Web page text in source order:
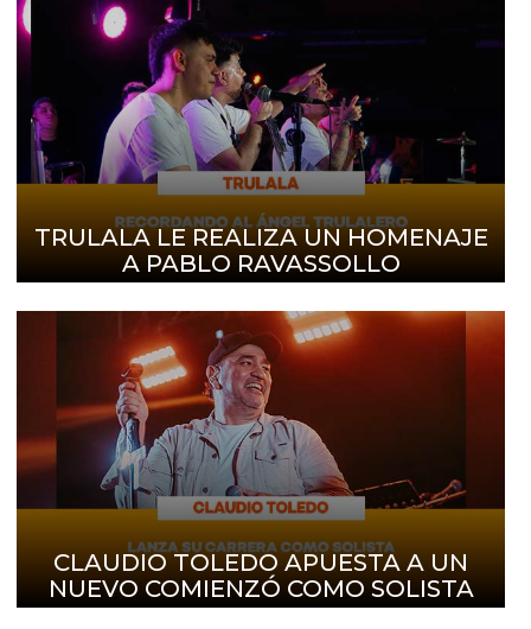
TRULALA LE REALIZA UN HOMENAJE
A PABLO RAVASSOLLO
CLAUDIO TOLEDO APUESTA A UN
NUEVO COMIENZÓ COMO SOLISTA